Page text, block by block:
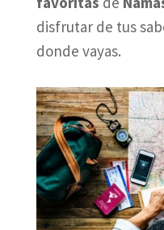
disfrutar de tus
donde vayas.